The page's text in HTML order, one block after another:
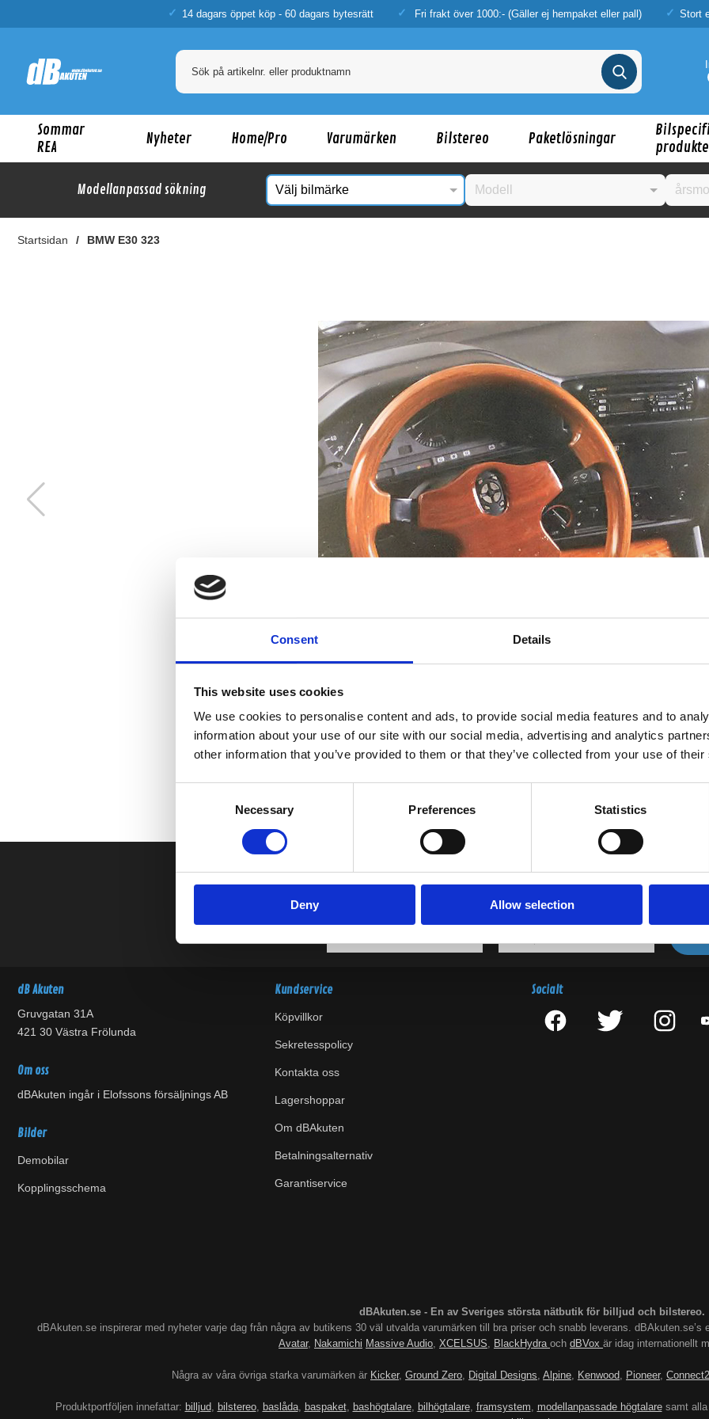
Consent Details
This website uses cookies
We use cookies to personalise content and ads, to provide social media features and to
information about your use of our site with our social media, advertising and analytics
other information that you’ve provided to them or that they’ve collected from your use of
Necessary Preferences Statistics
Deny Allow selection
14 dagars öppet köp - 60 dagars bytesrätt Fri frakt över 1000:- (Gäller ej hempaket eller pall) Stort
Sommar
REA
Nyheter Home/Pro Varumärken Bilstereo Paketlösningar
Modellanpassad sökning
Startsidan BMW E30 323
Var först med att få nyheter och erbjudanden!
Anmäl dig till vårt nyhetsbrev nu!
dB Akuten
Gruvgatan 31A
421 30 Västra Frölunda
Om oss
dBAkuten ingår i Elofssons försäljnings AB
Bilder
Demobilar
Kopplingsschema
Kundservice
Köpvillkor
Sekretesspolicy
Kontakta oss
Lagershoppar
Om dBAkuten
Betalningsalternativ
Garantiservice
Socialt
dBAkuten.se - En av Sveriges största nätbutik för billjud och bilstereo.
dBAkuten.se inspirerar med nyheter varje dag från några av butikens 30 väl utvalda varumärken till bra priser och snabb leverans. dBAkuten.se’s
Avatar, Nakamichi Massive Audio XCELSUS BlackHydra och dBVox är idag internationellt
Några av våra övriga starka varumärken är Kicker, Ground Zero Digital Designs Alpine Kenwood Pioneer, Connect2
Produktportföljen innefattar: billjud, bilstereo, baslåda, baspaket, bashögtalare, bilhögtalare, framsystem modellanpassade högtalaresamt alla